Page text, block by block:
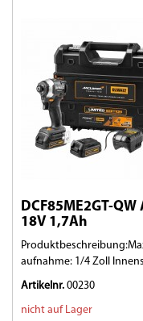
DCF85ME2GT-
18V 1,7Ah
aufnahme: 1/4 Zoll
Artikelnr. 00230
nicht auf Lager